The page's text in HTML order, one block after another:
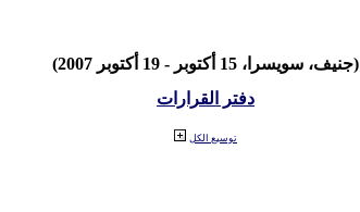
(جنيف، سويسرا، 15 أكتوبر - 19 أكتوبر 2007)
دفتر القرارات
توسيع الكل